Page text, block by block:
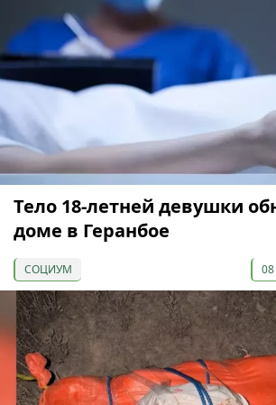
Тело 18-летней девушки
доме в Геранбое
СОЦИУМ